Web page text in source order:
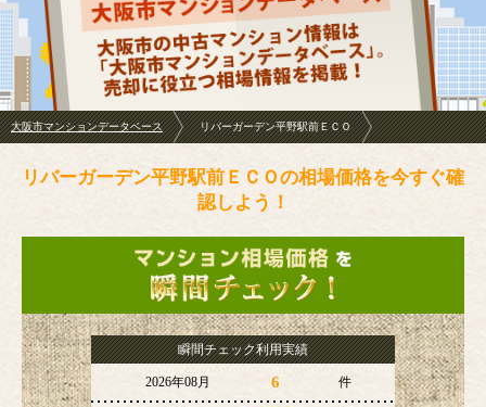
大阪市マンションデータベース リバーガーデン平野駅前ＥＣＯ
リバーガーデン平野駅前ＥＣＯの相場価格を今すぐ確
認しよう！
瞬間チェック利用実績
2026年08月 6 件